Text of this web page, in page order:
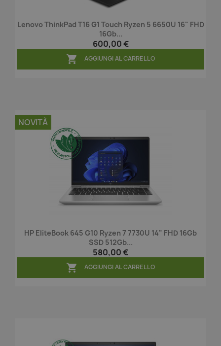
Lenovo ThinkPad T16 G1 Touch Ryzen 5 6650U 16" FHD
16Gb...
600,00 €
 AGGIUNGI AL CARRELLO
HP EliteBook 645 G10 Ryzen 7 7730U 14" FHD 16Gb
SSD 512Gb...
580,00 €
 AGGIUNGI AL CARRELLO
NOVITÀ